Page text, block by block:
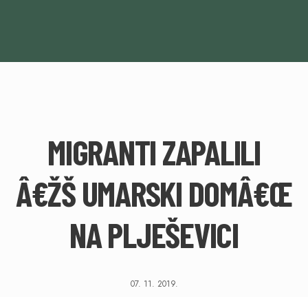
MIGRANTI ZAPALILI
Â€ŽŠ UMARSKI DOMÂ€Œ
NA PLJEŠEVICI
07. 11. 2019.